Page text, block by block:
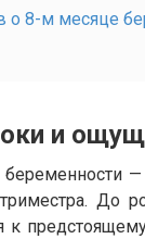
о 8-м месяце
и
До
к